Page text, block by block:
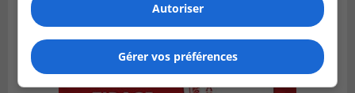
Autoriser
Gérer vos préférences